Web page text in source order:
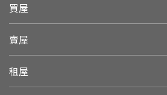
買屋
賣屋
租屋